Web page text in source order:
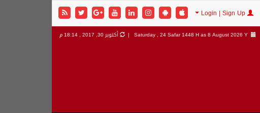
Saturday , 24 Safar 1448 H as8 August 2026 Y | أكتوبر 30, 2017 , 18:14 م